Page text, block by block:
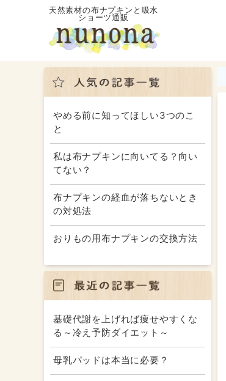
天然素材の布ナプキンと吸水
ショーツ通販
やめる前に知ってほしい3つのこ
と
私は布ナプキンに向いてる？向い
てない？
布ナプキンの経血が落ちないとき
の対処法
おりもの用布ナプキンの交換方法
基礎代謝を上げれば痩せやすくな
る～冷え予防ダイエット～
母乳パッドは本当に必要？